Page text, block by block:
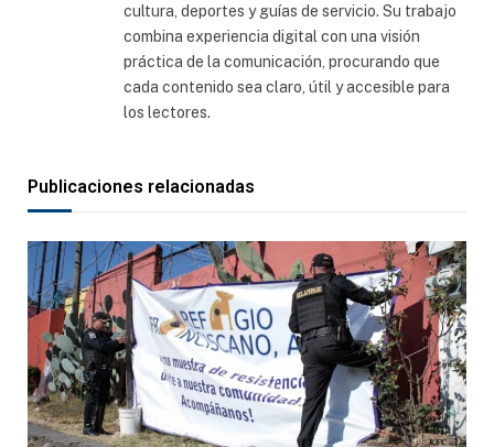
cultura, deportes y guías de servicio. Su trabajo
combina experiencia digital con una visión
práctica de la comunicación, procurando que
cada contenido sea claro, útil y accesible para
los lectores.
Publicaciones relacionadas